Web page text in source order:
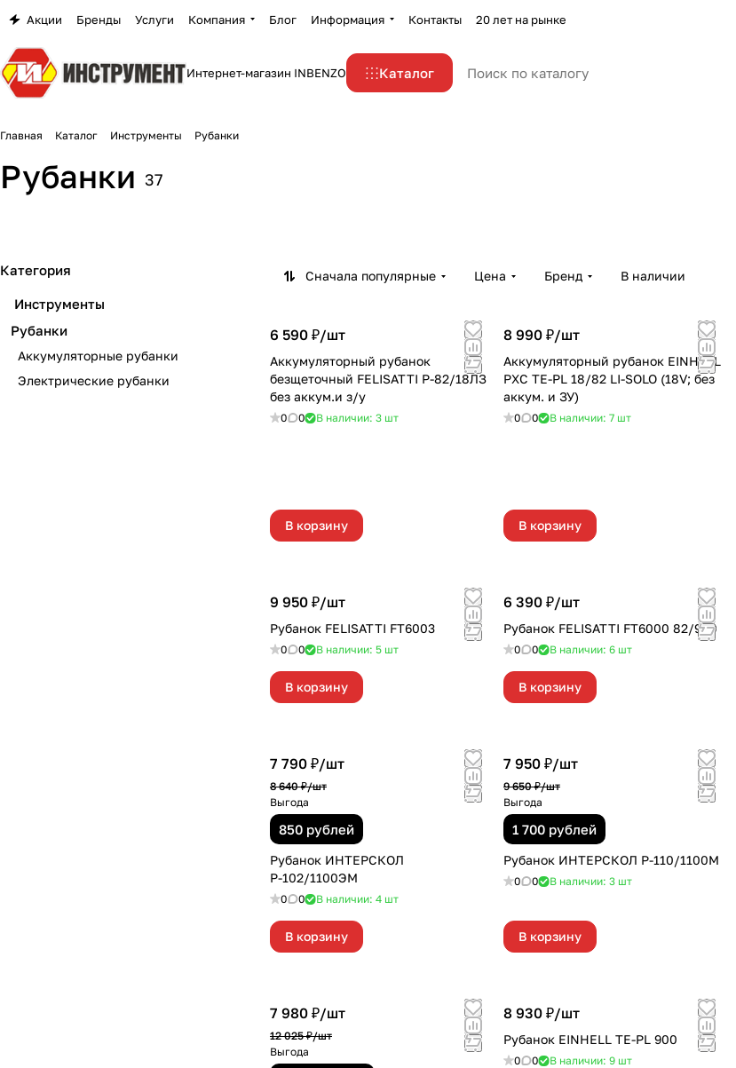
Акции Бренды Услуги Компания Блог Информация Контакты 20 лет на рынке
Интернет-магазин INBENZO Каталог
Главная Каталог Инструменты Рубанки
Рубанки 37
Аккумуляторные
рубанки
Сначала популярные Цена Бренд В наличии
6 590 ₽/шт
Аккумуляторный рубанок
безщеточный FELISATTI Р-82/18ЛЗ
без аккум.и з/у
0 0 В наличии: 3 шт
В корзину
8 990 ₽/шт
Аккумуляторный рубанок EINHELL
PXC TE-PL 18/82 LI-SOLO (18V; без
аккум. и ЗУ)
0 0 В наличии: 7 шт
В корзину
9 950 ₽/шт
Рубанок FELISATTI FT6003
0 0 В наличии: 5 шт
В корзину
6 390 ₽/шт
Рубанок FELISATTI FT6000 82/900
0 0 В наличии: 6 шт
В корзину
7 790 ₽/шт
8 640 ₽/шт
Выгода
850 рублей
Рубанок ИНТЕРСКОЛ
Р-102/1100ЭМ
0 0 В наличии: 4 шт
В корзину
7 950 ₽/шт
9 650 ₽/шт
Выгода
1 700 рублей
Рубанок ИНТЕРСКОЛ Р-110/1100М
0 0 В наличии: 3 шт
В корзину
7 980 ₽/шт
12 025 ₽/шт
Выгода
8 930 ₽/шт
Рубанок EINHELL TE-PL 900
0 0 В наличии: 9 шт
Категория
Инструменты
Рубанки
Аккумуляторные рубанки
Электрические рубанки